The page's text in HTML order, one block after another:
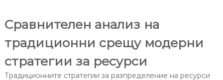
Сравнителен анализ на
традиционни срещу модерни
стратегии за ресурси
Традиционните стратегии за разпределение на ресурси